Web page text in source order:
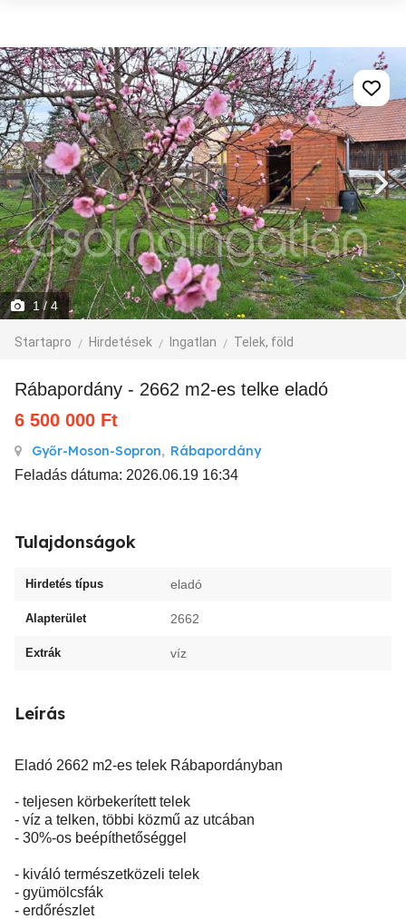
1/ 4
Startapro Hirdetések Ingatlan Telek, föld
Rábapordány - 2662 m2-es telke eladó
6 500 000 Ft
Győr-Moson-Sopron, Rábapordány
Feladás dátuma: 2026.06.19 16:34
Tulajdonságok
Hirdetés típus eladó
Alapterület 2662
Extrák víz
Leírás
Eladó 2662 m2-es telek Rábapordányban
- teljesen körbekerített telek
- víz a telken, többi közmű az utcában
- 30%-os beépíthetőséggel
- kiváló természetközeli telek
- gyümölcsfák
- erdőrészlet